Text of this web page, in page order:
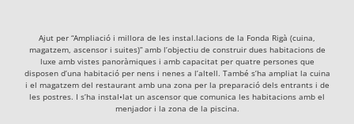
Ajut per “Ampliació i millora de les instal.lacions de la Fonda Rigà (cuina,
magatzem, ascensor i suites)” amb l’objectiu de construir dues habitacions de
luxe amb vistes panoràmiques i amb capacitat per quatre persones que
disposen d’una habitació per nens i nenes a l’altell. També s’ha ampliat la cuina
i el magatzem del restaurant amb una zona per la preparació dels entrants i de
les postres. I s’ha instal•lat un ascensor que comunica les habitacions amb el
menjador i la zona de la piscina.